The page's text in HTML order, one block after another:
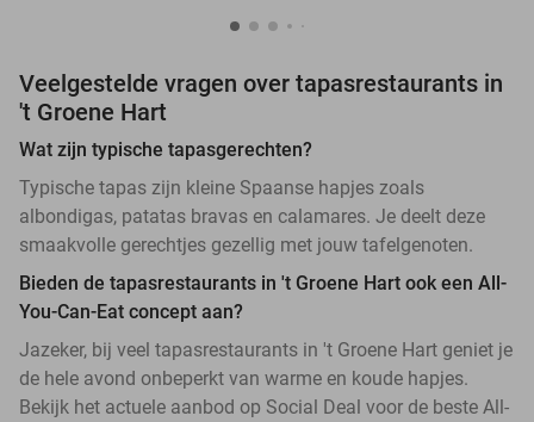
Veelgestelde vragen over tapasrestaurants in
't Groene Hart
Wat zijn typische tapasgerechten?
Typische tapas zijn kleine Spaanse hapjes zoals
albondigas, patatas bravas en calamares. Je deelt deze
smaakvolle gerechtjes gezellig met jouw tafelgenoten.
Bieden de tapasrestaurants in 't Groene Hart ook een All-
You-Can-Eat concept aan?
Jazeker, bij veel tapasrestaurants in 't Groene Hart geniet je
de hele avond onbeperkt van warme en koude hapjes.
Bekijk het actuele aanbod op Social Deal voor de beste All-